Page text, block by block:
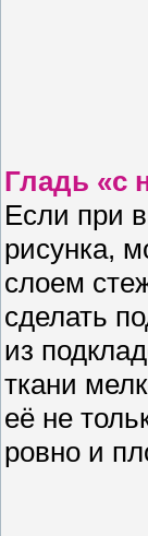
Гладь «с
Если при
рисунка,
слоем
сделать
из
ткани
её не
ровно и